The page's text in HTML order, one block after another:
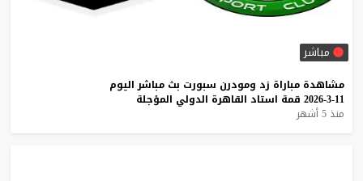
مباشر
مشاهدة مباراة زد ومودرن سبورت بث مباشر اليوم
11-3-2026
قمة استاد القاهرة الدولي المؤجلة
منذ 5 أشهر